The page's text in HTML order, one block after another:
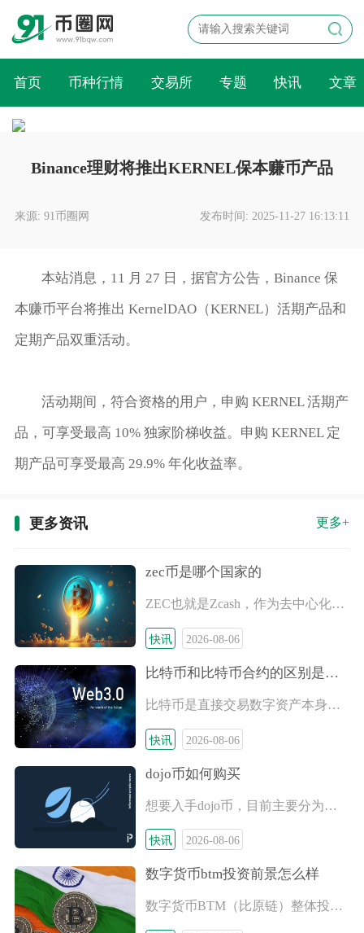
首页 币种行情 交易所 专题 快讯 文章
Binance理财将推出KERNEL保本赚币产品
来源: 91币圈网 发布时间: 2025-11-27 16:13:11
本站消息，11 月 27 日，据官方公告，Binance 保
本赚币平台将推出 KernelDAO（KERNEL）活期产品和
定期产品双重活动。
活动期间，符合资格的用户，申购 KERNEL 活期产
品，可享受最高 10% 独家阶梯收益。申购 KERNEL 定
期产品可享受最高 29.9% 年化收益率。
更多资讯 更多+
zec币是哪个国家的
ZEC也就是Zcash，作为去中心化隐私公链的原生代币，并不
快讯 2026-08-06
比特币和比特币合约的区别是什么
比特币是直接交易数字资产本身，交易完成后拥有比特币的所有权，
快讯 2026-08-06
dojo币如何购买
想要入手dojo币，目前主要分为中心化交易所现货交易和去中心
快讯 2026-08-06
数字货币btm投资前景怎么样
数字货币BTM（比原链）整体投资前景偏谨慎，短期缺乏资金炒作